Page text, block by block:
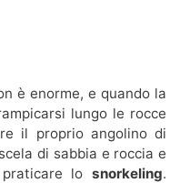
è enorme, e quando la
lungo le rocce
il proprio angolino di
di sabbia e roccia e
lo snorkeling.